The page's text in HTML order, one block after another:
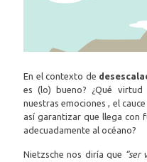
En el contexto de
es (lo) bueno? ¿Qué virtud
nuestras emociones , el
así garantizar que llega con
adecuadamente al océano?
Nietzsche nos diría que “ser